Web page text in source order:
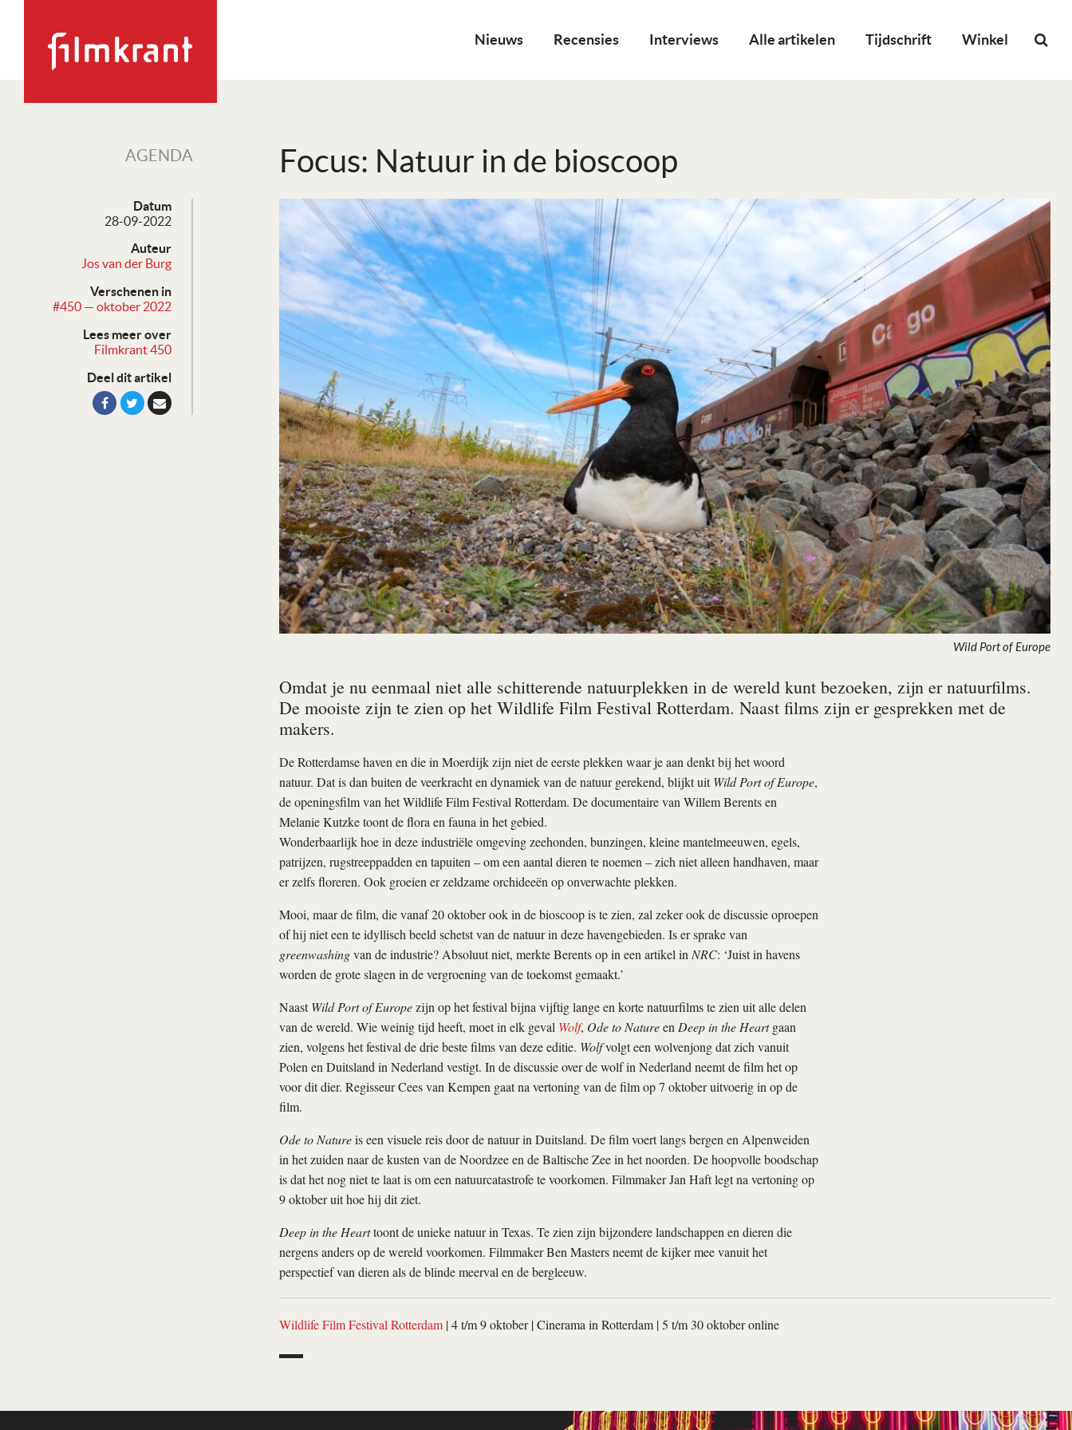
Nieuws Recensies Interviews Alle artikelen Tijdschrift Winkel
AGENDA Focus: Natuur in de bioscoop
Datum
28-09-2022
Auteur
Jos van der Burg
Verschenen in
#450 — oktober 2022
Lees meer over
Filmkrant 450
Deel dit artikel
Wild Port of Europe
Omdat je nu eenmaal niet alle schitterende natuurplekken in de wereld kunt bezoeken, zijn er natuurfilms.
De mooiste zijn te zien op het Wildlife Film Festival Rotterdam. Naast films zijn er gesprekken met de
makers.
De Rotterdamse haven en die in Moerdijk zijn niet de eerste plekken waar je aan denkt bij het woord
natuur. Dat is dan buiten de veerkracht en dynamiek van de natuur gerekend, blijkt uitWild Port of Europe,
de openingsfilm van het Wildlife Film Festival Rotterdam. De documentaire van Willem Berents en
Melanie Kutzke toont de flora en fauna in het gebied.
Wonderbaarlijk hoe in deze industriële omgeving zeehonden, bunzingen, kleine mantelmeeuwen, egels,
patrijzen, rugstreeppadden en tapuiten – om een aantal dieren te noemen – zich niet alleen handhaven, maar
er zelfs floreren. Ook groeien er zeldzame orchideeën op onverwachte plekken.
Mooi, maar de film, die vanaf 20 oktober ook in de bioscoop is te zien, zal zeker ook de discussie oproepen
of hij niet een te idyllisch beeld schetst van de natuur in deze havengebieden. Is er sprake van
greenwashingvan de industrie? Absoluut niet, merkte Berents op in een artikel in NRC: ‘Juist in havens
worden de grote slagen in de vergroening van de toekomst gemaakt.’
NaastWild Port of Europezijn op het festival bijna vijftig lange en korte natuurfilms te zien uit alle delen
van de wereld. Wie weinig tijd heeft, moet in elk geval Wolf, Ode to Natureen Deep in the Heartgaan
zien, volgens het festival de drie beste films van deze editie. Wolfvolgt een wolvenjong dat zich vanuit
Polen en Duitsland in Nederland vestigt. In de discussie over de wolf in Nederland neemt de film het op
voor dit dier. Regisseur Cees van Kempen gaat na vertoning van de film op 7 oktober uitvoerig in op de
film.
Ode to Natureis een visuele reis door de natuur in Duitsland. De film voert langs bergen en Alpenweiden
in het zuiden naar de kusten van de Noordzee en de Baltische Zee in het noorden. De hoopvolle boodschap
is dat het nog niet te laat is om een natuurcatastrofe te voorkomen. Filmmaker Jan Haft legt na vertoning op
9 oktober uit hoe hij dit ziet.
Deep in the Hearttoont de unieke natuur in Texas. Te zien zijn bijzondere landschappen en dieren die
nergens anders op de wereld voorkomen. Filmmaker Ben Masters neemt de kijker mee vanuit het
perspectief van dieren als de blinde meerval en de bergleeuw.
Wildlife Film Festival Rotterdam| 4 t/m 9 oktober | Cinerama in Rotterdam | 5 t/m 30 oktober online